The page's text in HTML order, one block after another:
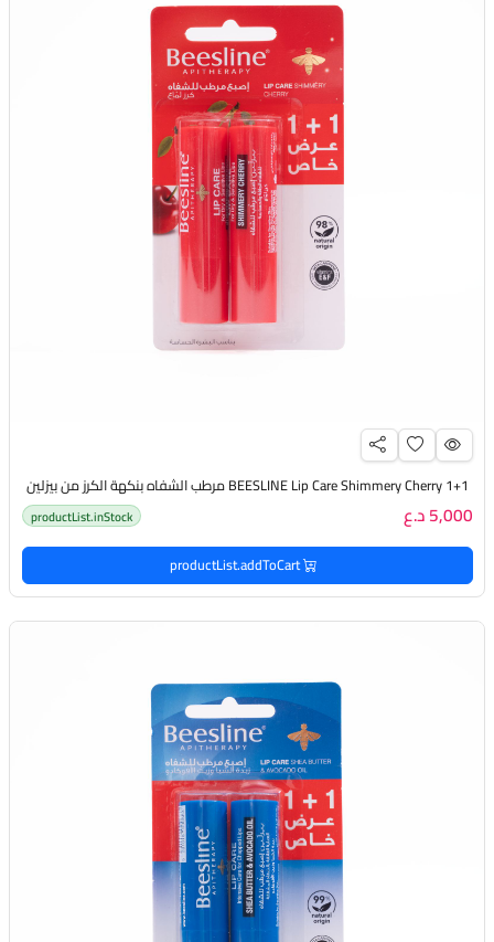
BEESLINE Lip Care Shimmery Cherry 1+1 مرطب الشفاه بنكهة الكرز من بيزلين
5,000 د.ع productList.inStock
productList.addToCart